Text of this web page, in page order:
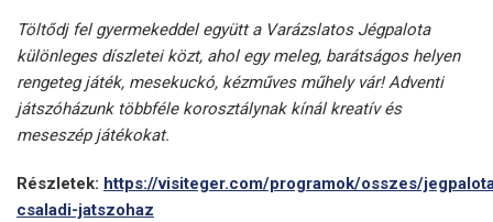
Töltődj fel gyermekeddel együtt a Varázslatos Jégpalota
különleges díszletei közt, ahol egy meleg, barátságos helyen
rengeteg játék, mesekuckó, kézműves műhely vár! Adventi
játszóházunk többféle korosztálynak kínál kreatív és
meseszép játékokat.
Részletek: https://visiteger.com/programok/osszes/
csaladi-jatszohaz